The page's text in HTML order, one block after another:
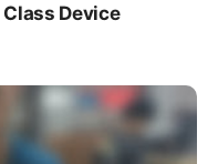
Device